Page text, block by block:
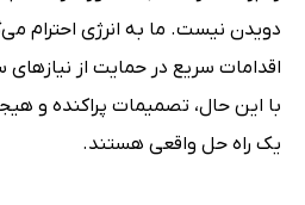
دویدن نیست. ما به انرژی احترام
اقدامات سریع در حمایت از
با این حال، تصمیمات پراکنده و
یک راه حل واقعی هستند.